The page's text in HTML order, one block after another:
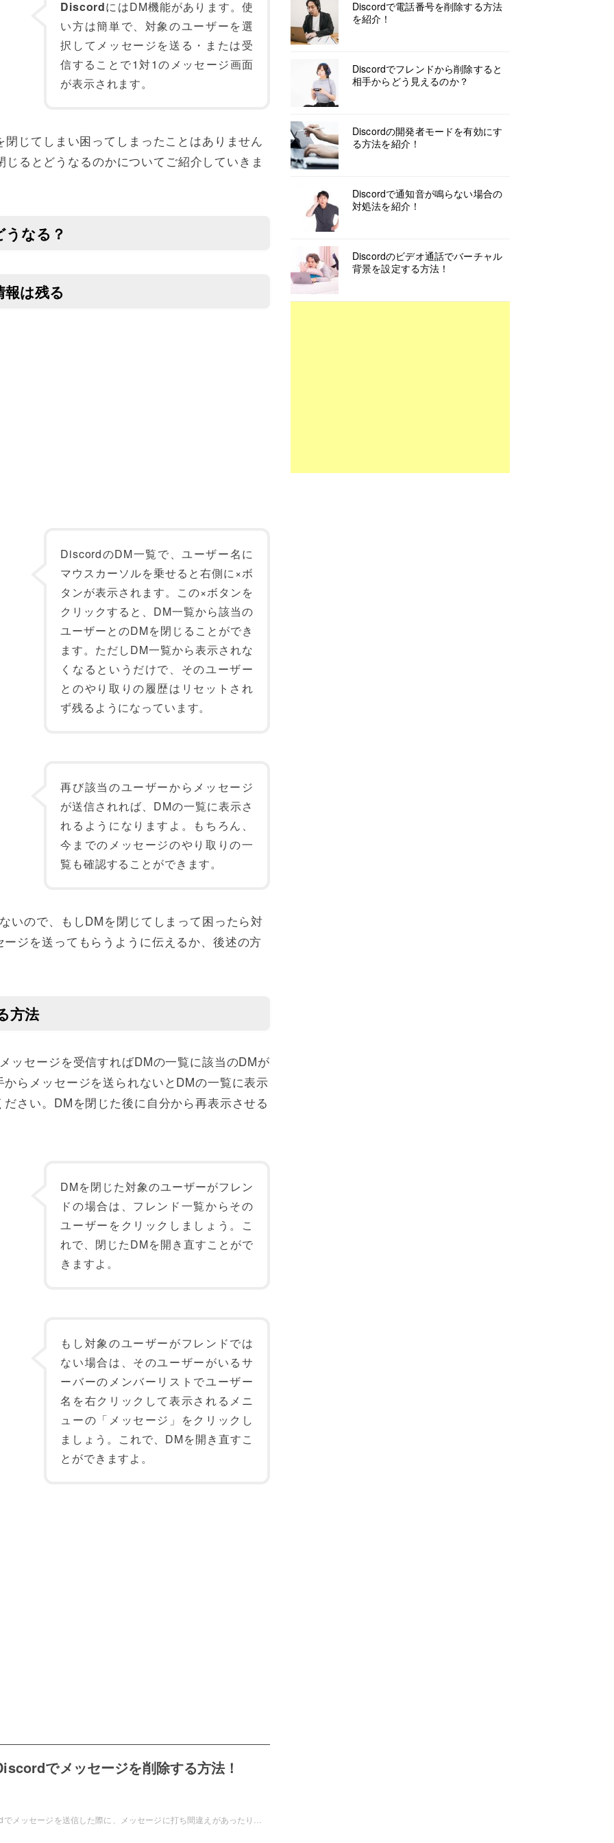
DiscordにはDM機能があります。使
い方は簡単で、対象のユーザーを選
択してメッセージを送る・または受
信することで1対1のメッセージ画面
が表示されます。
じてしまい困ってしまったことはありません
るとどうなるのかについてご紹介していきま
なる？
は残る
DiscordのDM一覧で、ユーザー名に
マウスカーソルを乗せると右側に×ボ
タンが表示されます。この×ボタンを
クリックすると、DM一覧から該当の
ユーザーとのDMを閉じることができ
ます。ただしDM一覧から表示されな
くなるというだけで、そのユーザー
とのやり取りの履歴はリセットされ
ず残るようになっています。
再び該当のユーザーからメッセージ
が送信されれば、DMの一覧に表示さ
れるようになりますよ。もちろん、
今までのメッセージのやり取りの一
覧も確認することができます。
いので、もしDMを閉じてしまって困ったら対
ジを送ってもらうように伝えるか、後述の方
方法
ッセージを受信すればDMの一覧に該当のDMが
らメッセージを送られないとDMの一覧に表示
さい。DMを閉じた後に自分から再表示させる
DMを閉じた対象のユーザーがフレン
ドの場合は、フレンド一覧からその
ユーザーをクリックしましょう。こ
れで、閉じたDMを開き直すことがで
きますよ。
もし対象のユーザーがフレンドでは
ない場合は、そのユーザーがいるサ
ーバーのメンバーリストでユーザー
名を右クリックして表示されるメニ
ューの「メッセージ」をクリックし
ましょう。これで、DMを開き直すこ
とができますよ。
でメッセージを削除する方法！
Discordで電話番号を削除する方法
を紹介！
Discordでフレンドから削除すると
相手からどう見えるのか？
Discordの開発者モードを有効にす
る方法を紹介！
Discordで通知音が鳴らない場合の
対処法を紹介！
Discordのビデオ通話でバーチャル
背景を設定する方法！